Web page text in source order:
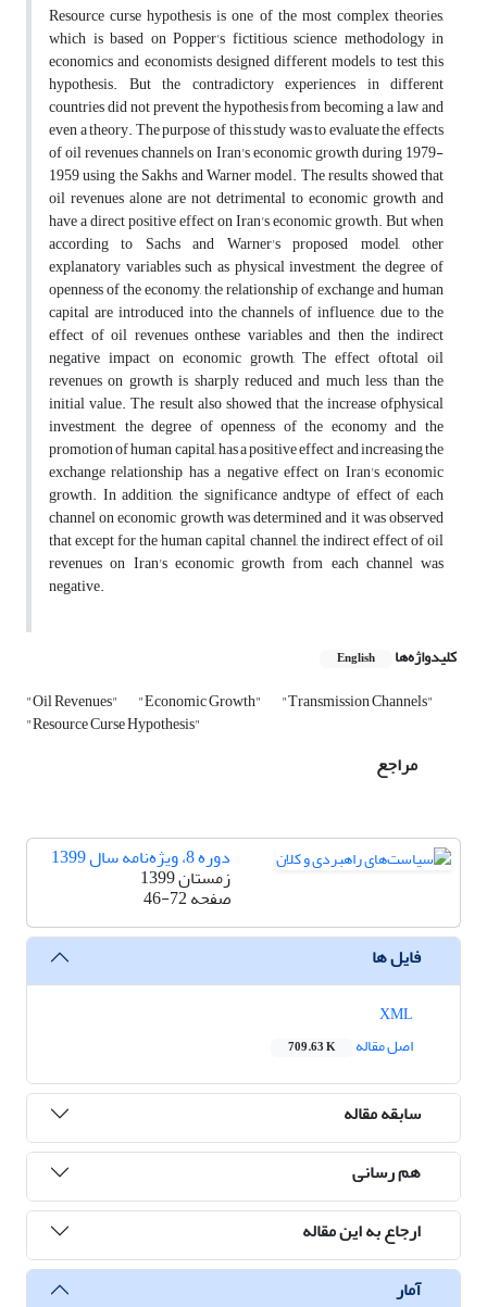
Resource curse hypothesis is one of the most complex theories,
which is based on Popper's fictitious science methodology in
economics and economists designed different models to test this
hypothesis. But the contradictory experiences in different
countries did not prevent the hypothesis from becoming a law and
even a theory. The purpose of this study was to evaluate the effects
of oil revenues channels on Iran's economic growth during 1979-
1959 using the Sakhs and Warner model. The results showed that
oil revenues alone are not detrimental to economic growth and
have a direct positive effect on Iran's economic growth. But when
according to Sachs and Warner's proposed model, other
explanatory variables such as physical investment, the degree of
openness of the economy, the relationship of exchange and human
capital are introduced into the channels of influence, due to the
effect of oil revenues onthese variables and then the indirect
negative impact on economic growth, The effect oftotal oil
revenues on growth is sharply reduced and much less than the
initial value. The result also showed that the increase ofphysical
investment, the degree of openness of the economy and the
promotion of human capital, has a positive effect and increasing the
exchange relationship has a negative effect on Iran's economic
growth. In addition, the significance andtype of effect of each
channel on economic growth was determined and it was observed
that except for the human capital channel, the indirect effect of oil
revenues on Iran's economic growth from each channel was
negative.
کلیدواژه‌ها English
"Oil Revenues" "Economic Growth" "Transmission Channels"
"Resource Curse Hypothesis"
مراجع
دوره 8، ویژه‌نامه سال 1399
زمستان 1399
صفحه46-72
فایل ها
اصل مقاله
709.63 K
سابقه مقاله
هم رسانی
ارجاع به این مقاله
آمار